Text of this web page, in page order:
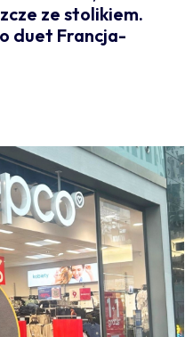
ze stolikiem.
duet Francja-